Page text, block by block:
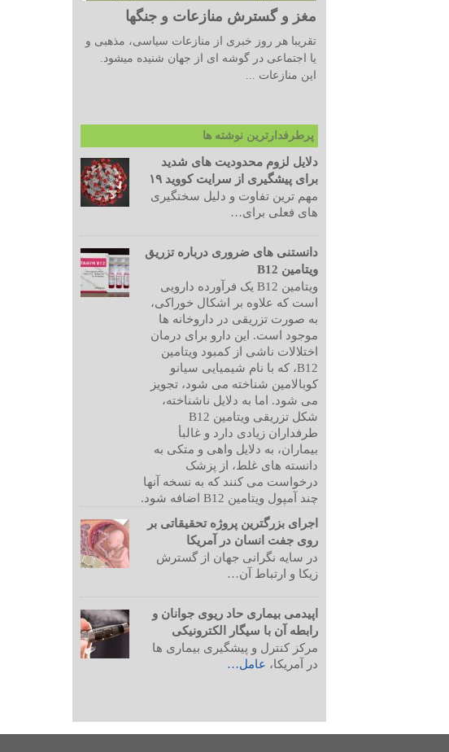
مغز و گسترش منازعات و جنگها
تقریبا هر روز خبری از منازعات سیاسی، مذهبی و
یا اجتماعی در گوشه ای از جهان شنیده میشود.
این منازعات ...
پرطرفدارترین نوشته ها
دلایل لزوم محدودیت های شدید
برای پیشگیری از سرایت کووید ۱۹
مهم ترین تفاوت و دلیل سختگیری
های فعلی برای…
دانستنی های ضروری درباره تزریق
ویتامین B12
ویتامین B12 یک فرآورده دارویی
است که علاوه بر اشکال خوراکی،
به صورت تزریقی در داروخانه ها
موجود است. این دارو برای درمان
اختلالات ناشی از کمبود ویتامین
B12، که با نام شیمیایی سیانو
کوبالامین شناخته می شود، تجویز
می شود. اما به دلایل ناشناخته،
شکل تزریقی ویتامین B12
طرفداران زیادی دارد و غالبأ
بیماران، به دلایل واهی و متکی به
دانسته های غلط، از پزشک
درخواست می کنند که به نسخه آنها
چند آمپول ویتامین B12 اضافه شود.
اجرای بزرگترین پروژه تحقیقاتی بر
روی جفت انسان در آمریکا
در سایه نگرانی جهان از گسترش
زیکا و ارتباط آن…
اپیدمی بیماری حاد ریوی جوانان و
رابطه آن با سیگار الکترونیکی
مرکز کنترل و پیشگیری بیماری ها
در آمریکا، عامل…